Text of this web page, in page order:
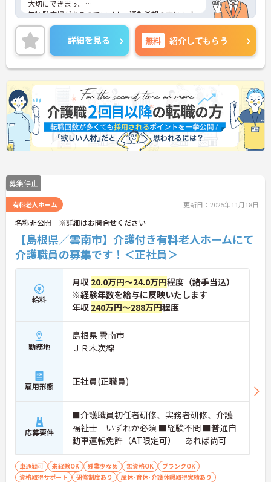
大切にできます。
無料駐車場があるのでマイカー通勤希望の方にもオ
ススメ！
ご興味ある方には、面接のポイントなど、さらに詳
細をお話致しますのでお気軽にご相談ください。
詳細を見る 無料 紹介してもらう
募集停止
有料老人ホーム 更新日：2025年11月18日
名称非公開 ※詳細はお問合せください
【島根県／雲南市】介護付き有料老人ホームにて
介護職員の募集です！＜正社員＞
給料
月収 20.0万円～24.0万円程度（諸手当込）
※経験年数を給与に反映いたします
年収 240万円～288万円程度
勤務地
島根県 雲南市
ＪＲ木次線
雇用形態 正社員(正職員)
応募要件
■介護職員初任者研修、実務者研修、介護
福祉士 いずれか必須 ■経験不問 ■普通自
動車運転免許（AT限定可） あれば尚可
車通勤可 未経験OK 残業少なめ 無資格OK
ブランクOK
資格取得サポート
研修制度あり
産休･育休･介護休暇取得実績あり